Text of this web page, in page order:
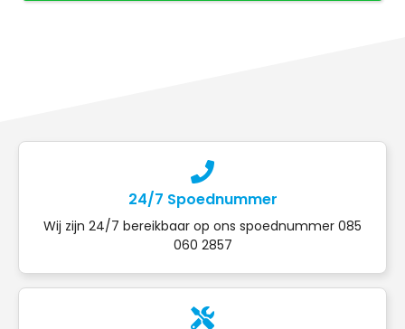
24/7 Spoednummer
Wij zijn 24/7 bereikbaar op ons spoednummer 085
060 2857